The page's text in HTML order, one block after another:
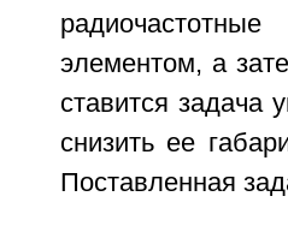
элементом, а
ставится задача
снизить ее
Поставленная